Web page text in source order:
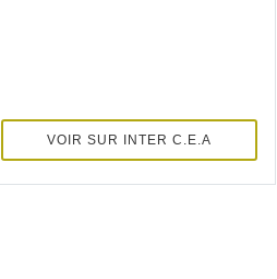
VOIR SUR INTER C.E.A